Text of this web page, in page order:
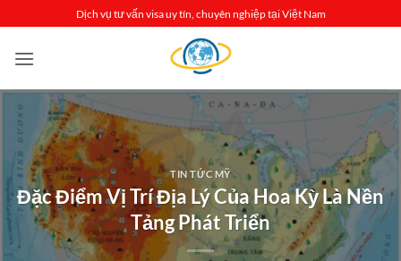
qua
nội
Dịch vụ tư vấn visa uy tín, chuyên nghiệp tại Việt Nam
TIN TỨC MỸ
Đặc Điểm Vị Trí Địa Lý Của Hoa Kỳ Là Nền
Tảng Phát Triển